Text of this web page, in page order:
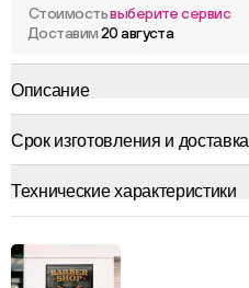
Стоимостьвыберите сервис
Доставим20 августа
Описание
Срок изготовления и доставка
Технические характеристики